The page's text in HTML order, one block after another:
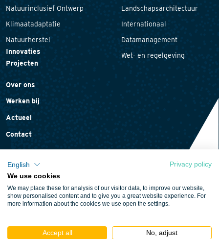
Natuurinclusief Ontwerp
Klimaatadaptatie
Natuurherstel
Innovaties
Projecten
Landschapsarchitectuur
Internationaal
Datamanagement
Wet- en regelgeving
Over ons
Werken bij
Actueel
Contact
Cookieverklaring
Algemene voorwaarden
English
Privacy policy
We use cookies
We may place these for analysis of our visitor data, to improve our website,
show personalised content and to give you a great website experience. For
more information about the cookies we use open the settings.
Accept all No, adjust